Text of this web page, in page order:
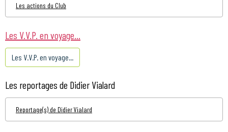
Les actions du Club
Les V.V.P. en voyage...
Les V.V.P. en voyage...
Les reportages de Didier Vialard
Reportage(s) de Didier Vialard